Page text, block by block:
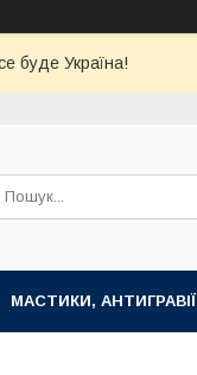
буде Україна!
МАСТИКИ, АНТИГРАВІЇ